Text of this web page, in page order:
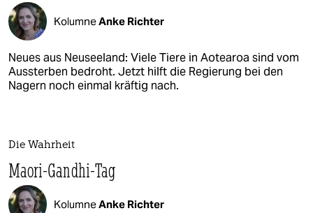
KolumneAnke Richter
Neues aus Neuseeland: Viele Tiere in Aotearoa sind vom
Aussterben bedroht. Jetzt hilft die Regierung bei den
Nagern noch einmal kräftig nach.
Die Wahrheit
Maori-Gandhi-Tag
KolumneAnke Richter